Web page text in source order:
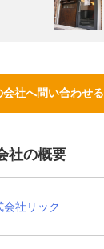
会社へ問い合わせる
社の概要
会社リック